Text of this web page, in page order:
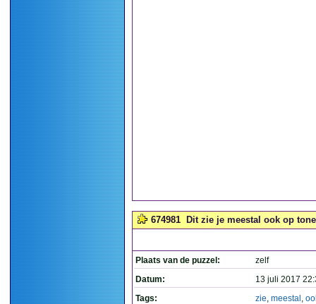
674981 Dit zie je meestal ook op
Plaats van de puzzel:
zelf
Datum:
13 juli 2017
Tags:
zie, meestal ,